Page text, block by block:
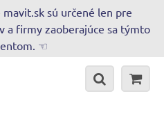
sú určené len pre
a firmy zaoberajúce sa týmto
☜